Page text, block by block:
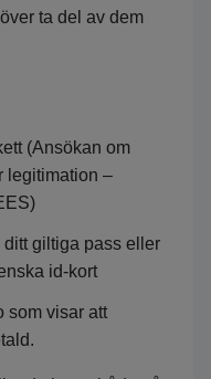
ta del av dem
(Ansökan om
legitimation –
giltiga pass eller
id-kort
som visar att